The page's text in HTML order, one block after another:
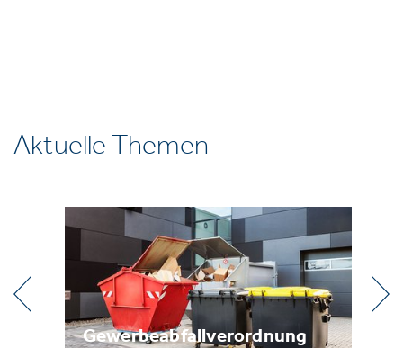
Aktuelle Themen
Gewerbeabfallverordnung